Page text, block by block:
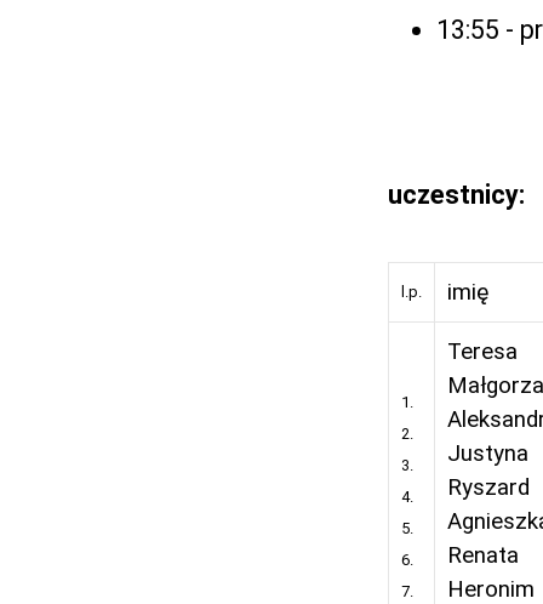
13:55 -
uczestnicy:
l.p. imię
1.
2.
3.
4.
5.
6.
7.
Teresa
Justyna
Ryszard
Renata
Heronim